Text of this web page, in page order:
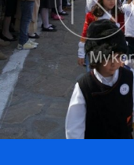
Politique
Business
Travel
World